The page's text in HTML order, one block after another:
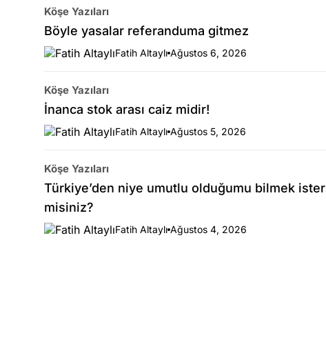
Köşe Yazıları
Böyle yasalar referanduma gitmez
Fatih Altaylı Ağustos 6, 2026
Köşe Yazıları
İnanca stok arası caiz midir!
Fatih Altaylı Ağustos 5, 2026
Köşe Yazıları
Türkiye’den niye umutlu olduğumu bilmek ister
misiniz?
Fatih Altaylı Ağustos 4, 2026